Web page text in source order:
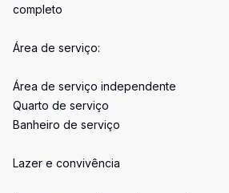
completo
Área de serviço:
Área de serviço independente
Quarto de serviço
Banheiro de serviço
Lazer e convivência